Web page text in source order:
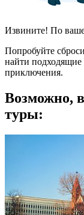
Извините! По
Попробуйте
найти подходящие
приключения.
Возможно,
туры: